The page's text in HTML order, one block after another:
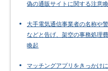
偽の通販サイトに関する注意
大手電気通信事業者の名称や
などと告げ、架空の事務処理
喚起
マッチングアプリをきっかけ